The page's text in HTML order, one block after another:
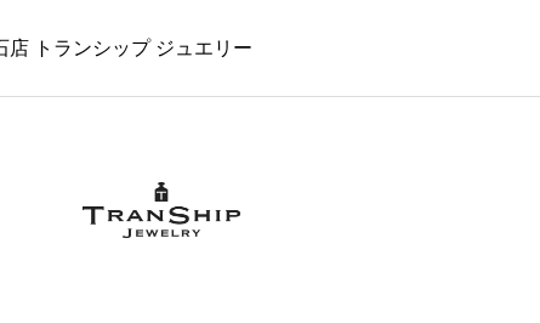
店 トランシップ ジュエリー